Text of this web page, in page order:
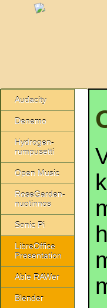
Audacity
Denemo
Hydrogen-
rumpusetti
Open Music
RoseGarden-
nuotinnos
Sonic Pi
LibreOffice
Presentation
Able RAWer
Blender